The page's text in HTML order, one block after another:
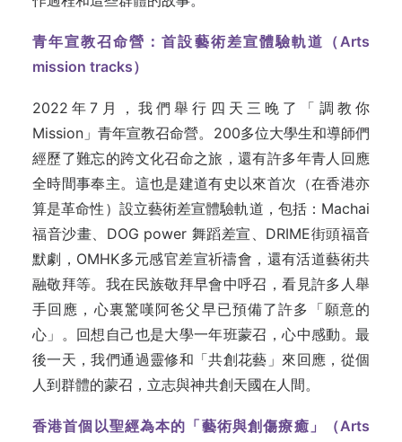
青年宣教召命營：首設藝術差宣體驗軌道（Arts
mission tracks）
2022年7月，我們舉行四天三晚了「調教你
Mission」青年宣教召命營。200多位大學生和導師們
經歷了難忘的跨文化召命之旅，還有許多年青人回應
全時間事奉主。這也是建道有史以來首次（在香港亦
算是革命性）設立藝術差宣體驗軌道，包括：Machai
福音沙畫、DOG power 舞蹈差宣、DRIME街頭福音
默劇，OMHK多元感官差宣祈禱會，還有活道藝術共
融敬拜等。我在民族敬拜早會中呼召，看見許多人舉
手回應，心裏驚嘆阿爸父早已預備了許多「願意的
心」。回想自己也是大學一年班蒙召，心中感動。最
後一天，我們通過靈修和「共創花藝」來回應，從個
人到群體的蒙召，立志與神共創天國在人間。
香港首個以聖經為本的「藝術與創傷療癒」（Arts